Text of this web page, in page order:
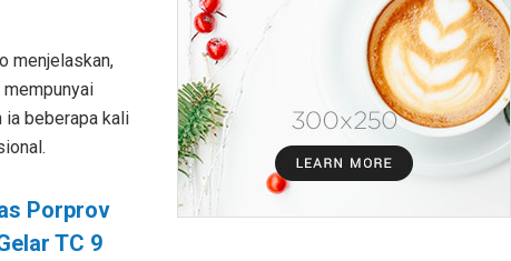
menjelaskan,
ia beberapa kali
Porprov
TC 9